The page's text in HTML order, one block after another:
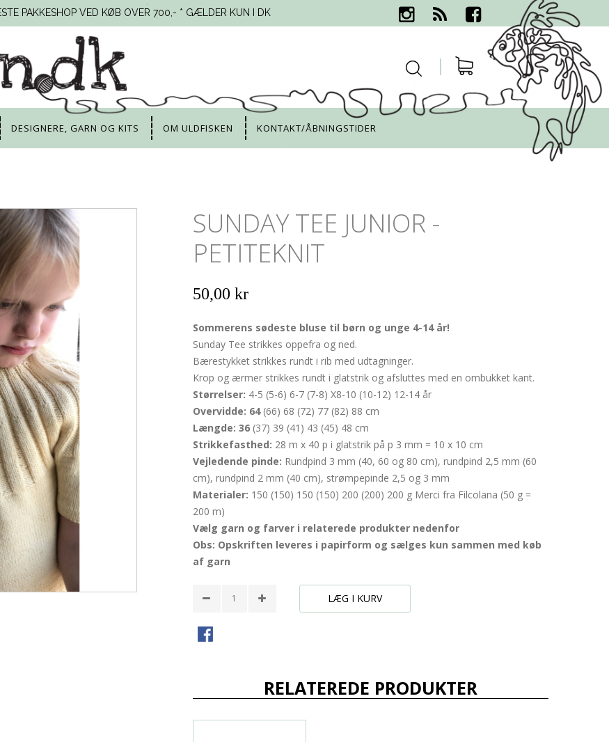
PAKKESHOP VED KØB OVER 700,- * GÆLDER KUN I DK
DESIGNERE, GARN OG KITS OM ULDFISKEN KONTAKT/ÅBNINGSTIDER
SUNDAY TEE JUNIOR -
PETITEKNIT
50,00 kr
Sommerens sødeste bluse til børn og unge 4-14 år!
Sunday Tee strikkes oppefra og ned.
Bærestykket strikkes rundt i rib med udtagninger.
Krop og ærmer strikkes rundt i glatstrik og afsluttes med en ombukket kant.
Størrelser: 4-5 (5-6) 6-7 (7-8) X8-10 (10-12) 12-14 år
Overvidde: 64(66) 68 (72) 77 (82) 88 cm
Længde: 36(37) 39 (41) 43 (45) 48 cm
Strikkefasthed: 28 m x 40 p i glatstrik på p 3 mm = 10 x 10 cm
Vejledende pinde: Rundpind 3 mm (40, 60 og 80 cm), rundpind 2,5 mm (60
cm), rundpind 2 mm (40 cm), strømpepinde 2,5 og 3 mm
Materialer: 150 (150) 150 (150) 200 (200) 200 g Merci fra Filcolana (50 g =
200 m)
Vælg garn og farver i relaterede produkter nedenfor
Obs: Opskriften leveres i papirform og sælges kun sammen med køb
af garn
LÆG I KURV
RELATEREDE PRODUKTER